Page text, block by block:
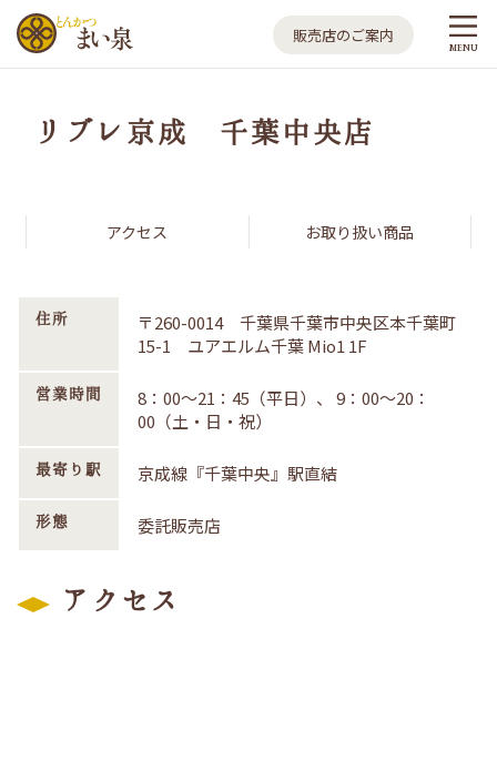
とんかつ まい泉
販売店のご案内
MENU
リブレ京成 千葉中央店
アクセス お取り扱い商品
住所
〒260-0014 千葉県千葉市中央区本千葉町
15-1 ユアエルム千葉 Mio1 1F
営業時間
8：00～21：45（平日）、 9：00～20：
00（土・日・祝）
最寄り駅 京成線『千葉中央』駅直結
形態 委託販売店
アクセス